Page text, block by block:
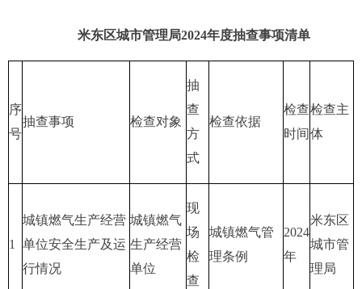
米东区城市管理局2024年度抽查事项清单
序
号
抽查事项 检查对象
抽
查
方
式
检查依据
检查
时间
检查主
体
1
城镇燃气生产经营
单位安全生产及运
行情况
城镇燃气
生产经营
单位
现
场
检
查
城镇燃气管
理条例
2024
年
米东区
城市管
理局